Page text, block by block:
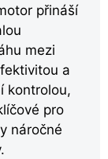
přináší
mezi
a
kontrolou,
pro
náročné